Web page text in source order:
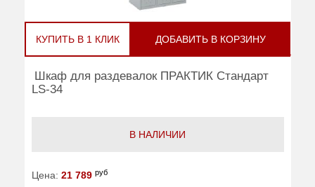
КУПИТЬ В 1 КЛИК ДОБАВИТЬ В КОРЗИНУ
Шкаф для раздевалок ПРАКТИК Стандарт
LS-34
В НАЛИЧИИ
Цена: 21 789 руб